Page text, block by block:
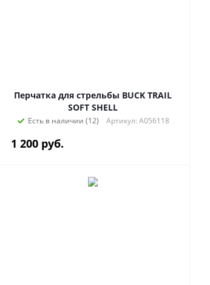
Перчатка для стрельбы BUCK TRAIL
SOFT SHELL
Есть в наличии (12) Артикул: A056118
1 200 руб.